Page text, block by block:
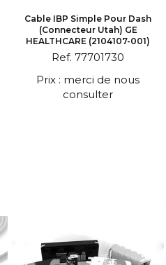
Cable IBP Simple Pour Dash
(connecteur Utah) GE
HEALTHCARE (2104107-001)
Ref. 77701730
Prix : merci de nous
consulter